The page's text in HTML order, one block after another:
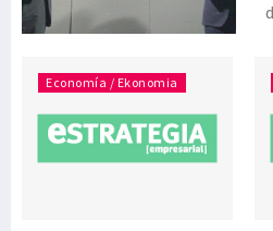
Economía / Ekonomia